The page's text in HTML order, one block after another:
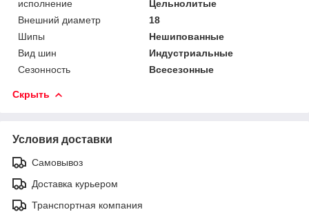
исполнение
Цельнолитые
Внешний диаметр
18
Шипы
Нешипованные
Вид шин
Индустриальные
Сезонность
Всесезонные
Скрыть
Условия доставки
Самовывоз
Доставка курьером
Транспортная компания